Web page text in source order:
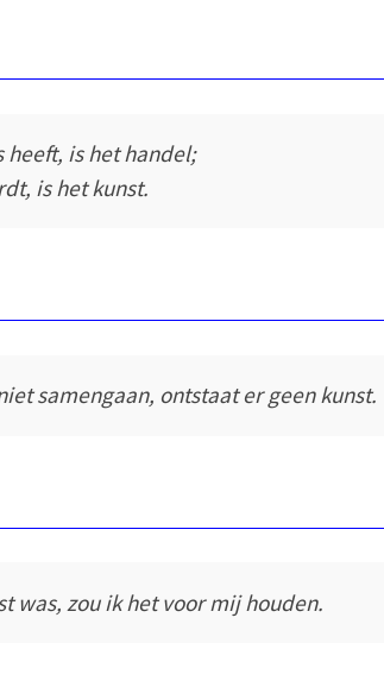
heeft, is het handel;
is het kunst.
samengaan, ontstaat er geen kunst.
was, zou ik het voor mij houden.